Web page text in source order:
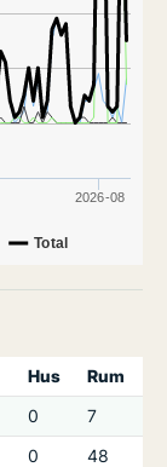
Total
2026-08
Hus
Rum
0
7
0
48